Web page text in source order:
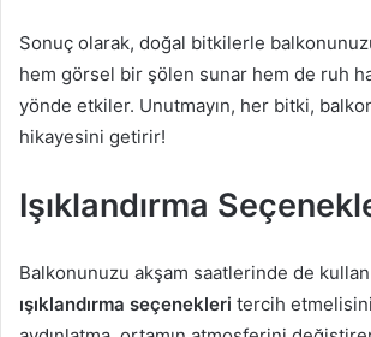
Sonuç olarak, doğal bitkilerle
hem görsel bir şölen sunar hem de ruh
yönde etkiler. Unutmayın, her bitki,
hikayesini getirir!
Işıklandırma
Balkonunuzu akşam saatlerinde de
ışıklandırma seçenekleri tercih